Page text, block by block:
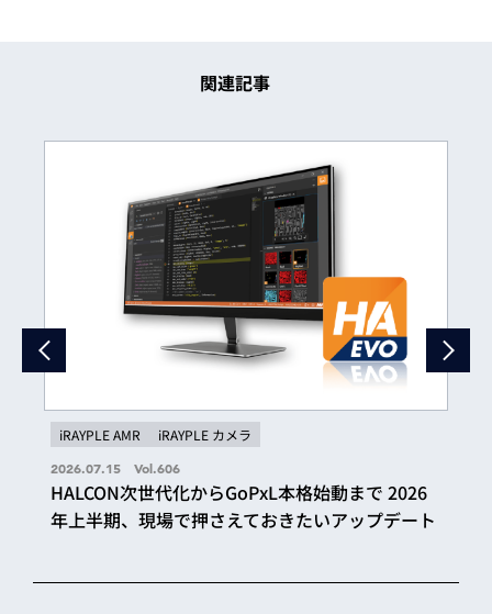
関連記事
iRAYPLE AMR iRAYPLE カメラ
2026.07.15 Vol.606
HALCON次世代化からGoPxL本格始動まで 2026
年上半期、現場で押さえておきたいアップデート